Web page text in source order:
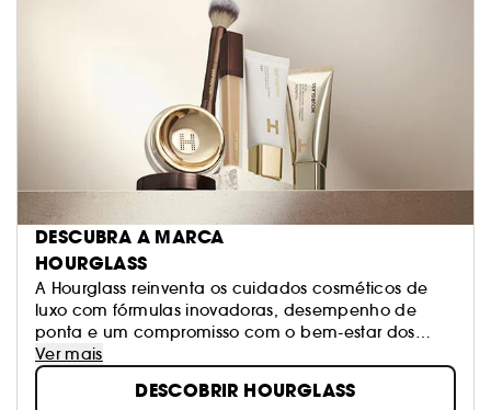
DESCUBRA A MARCA
HOURGLASS
A Hourglass reinventa os cuidados cosméticos de
luxo com fórmulas inovadoras, desempenho de
ponta e um compromisso com o bem-estar dos
animais
Ver mais
DESCOBRIR HOURGLASS